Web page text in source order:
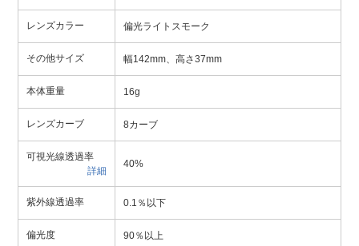
レンズカラー 偏光ライトスモーク
その他サイズ 幅142mm、高さ37mm
本体重量 16g
レンズカーブ 8カーブ
可視光線透過率
詳細
40%
紫外線透過率 0.1％以下
偏光度 90％以上